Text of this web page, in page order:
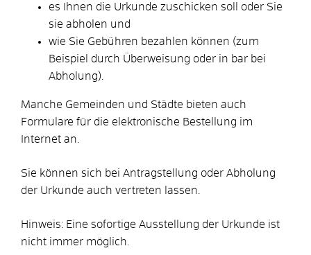
es Ihnen die Urkunde zuschicken soll oder Sie
sie abholen und
wie Sie Gebühren bezahlen können (zum
Beispiel durch Überweisung oder in bar bei
Abholung)
Manche Gemeinden und Städte bieten auch
Formulare für die elektronische Bestellung im
Internet an.
Sie können sich bei Antragstellung oder Abholung
der Urkunde auch vertreten lassen.
Hinweis: Eine sofortige Ausstellung der Urkunde ist
nicht immer möglich.